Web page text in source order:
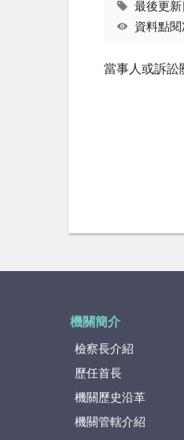
最後更
資料點
當事人或訴訟
機關簡介
檢察長介紹
歷任首長
機關歷史沿革
機關管轄介紹